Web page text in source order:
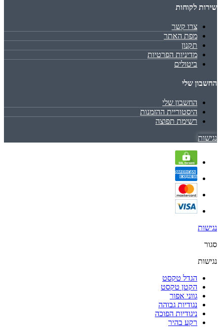
שירות לקוחות
צרו קשר
מפת האתר
תקנון
מדיניות הפרטיות
ביטולים
החשבון שלי
החשבון שלי
היסטוריית ההזמנות
רשימת תפוצה
נגישות
נגישות
סגור
נגישות
הגדל טקסט
הקטן טקסט
גווני אפור
נגודיות גבוהה
ניגודיות הפוכה
רקע בהיר